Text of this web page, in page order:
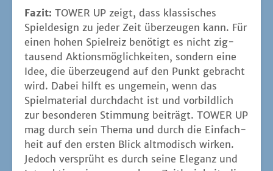
Fazit: TOWER UP zeigt, dass klas­si­sches
Spiel­de­sign zu jeder Zeit über­zeu­gen kann. Für
einen hohen Spiel­reiz benö­tigt es nicht zig­
tau­send Akti­ons­mög­lich­kei­ten, son­dern eine
Idee, die über­zeu­gend auf den Punkt gebracht
wird. Dabei hilft es unge­mein, wenn das
Spiel­ma­te­ri­al durch­dacht ist und vor­bild­lich
zur beson­de­ren Stim­mung bei­trägt. TOWER UP
mag durch sein The­ma und durch die Ein­fach­
heit auf den ers­ten Blick alt­mo­disch wir­ken.
Jedoch ver­sprüht es durch sei­ne Ele­ganz und